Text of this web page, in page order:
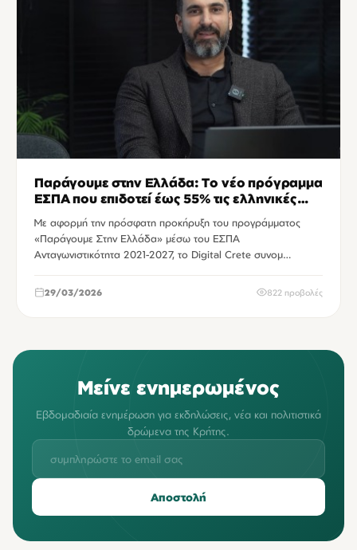
Παράγουμε στην Ελλάδα: Το νέο πρόγραμμα
ΕΣΠΑ που επιδοτεί έως 55% τις ελληνικές
μεταποιητικές επιχειρήσεις
Με αφορμή την πρόσφατη προκήρυξη του προγράμματος
«Παράγουμε Στην Ελλάδα» μέσω του ΕΣΠΑ
Ανταγωνιστικότητα 2021-2027, το Digital Crete συνομ…
29/03/2026 822 προβολές
Μείνε ενημερωμένος
Εβδομαδιαία ενημέρωση για εκδηλώσεις, νέα και πολιτιστικά
δρώμενα της Κρήτης.
Αποστολή